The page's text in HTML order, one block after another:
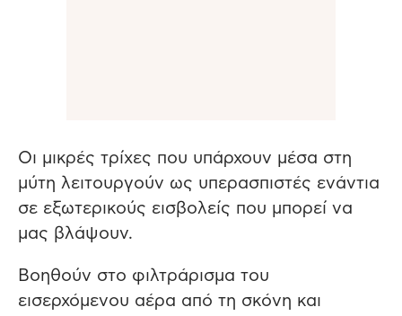
Οι μικρές τρίχες που υπάρχουν μέσα στη
μύτη λειτουργούν ως υπερασπιστές ενάντια
σε εξωτερικούς εισβολείς που μπορεί να
μας βλάψουν.
Βοηθούν στο φιλτράρισμα του
εισερχόμενου αέρα από τη σκόνη και